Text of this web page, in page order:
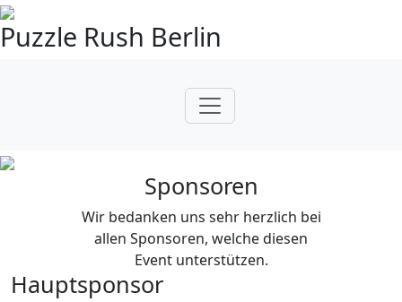
Puzzle Rush Berlin
Sponsoren
Wir bedanken uns sehr herzlich bei
allen Sponsoren, welche diesen
Event unterstützen.
Hauptsponsor